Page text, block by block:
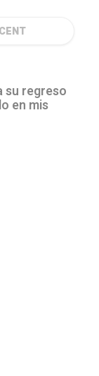
su regreso
en mis